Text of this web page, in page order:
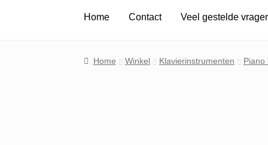
Home
Contact Veel gestelde
Home Winkel Klavierinstrumenten Piano